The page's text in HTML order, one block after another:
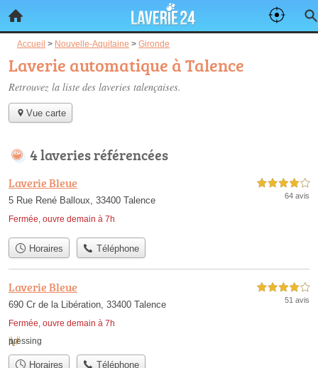
Accueil > Nouvelle-Aquitaine > Gironde
Laverie automatique à Talence
Retrouvez la liste des laveries talençaises.
Vue carte
4 laveries référencées
Laverie Bleue
5 Rue René Balloux, 33400 Talence
Fermée, ouvre demain à 7h
4,0 étoiles sur 5
64 avis
Horaires Téléphone
Laverie Bleue
690 Cr de la Libération, 33400 Talence
Fermée, ouvre demain à 7h
4,0 étoiles sur 5
51 avis
pressing
Horaires Téléphone